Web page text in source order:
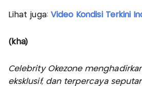
Lihat juga: Video Kondisi Terkini
(kha)
Celebrity Okezone
eksklusif, dan terpercaya